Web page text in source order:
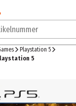
Zum
Playstation 5
5